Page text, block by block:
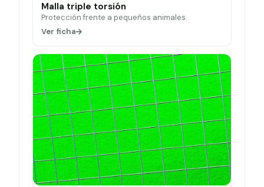
Malla triple torsión
Protección frente a pequeños animales.
Ver ficha